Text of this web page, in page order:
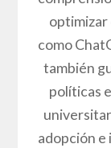
optimizar
como
también
políticas
adopción